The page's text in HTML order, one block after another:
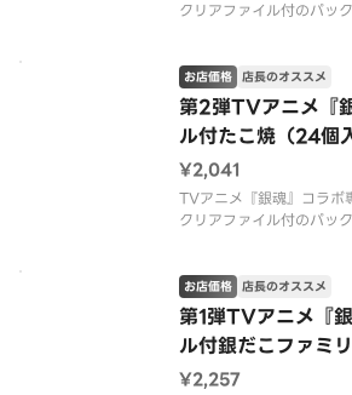
クリアファイル付のパッ
第2弾TVアニメ『
ル付たこ焼（24個
お店価格 店長のオススメ
¥2,041
TVアニメ『銀魂』コラ
クリアファイル付のパッ
第1弾TVアニメ『
ル付銀だこファミ
り）
お店価格 店長のオススメ
¥2,257